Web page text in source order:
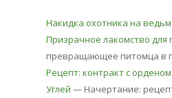
Накидка охотника на ведьм
Призрачное лакомство для
превращающее питомца в
Рецепт: контракт с
Углей — Начертание: